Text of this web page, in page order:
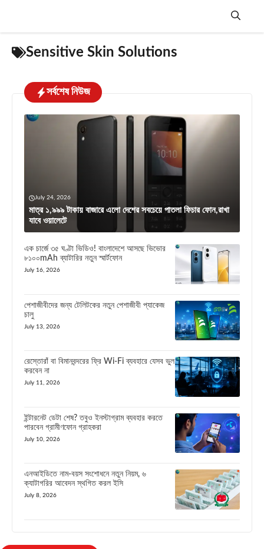
Menu
Sensitive Skin Solutions
সর্বশেষ নিউজ
July 24, 2026
মাত্র ১,৯৯৯ টাকায় বাজারে এলো দেশের সবচেয়ে পাতলা ফিচার ফোন,রাখা
যাবে ওয়ালেটে
এক চার্জে ৩৫ ঘণ্টা ভিডিও! বাংলাদেশে আসছে ভিভোর
৮১০০mAh ব্যাটারির নতুন স্মার্টফোন
July 16, 2026
পেশাজীবীদের জন্য টেলিটকের নতুন পেশাজীবী প্যাকেজ
চালু
July 13, 2026
রেস্তোরাঁ বা বিমানবন্দরের ফ্রি Wi-Fi ব্যবহারে যেসব ভুল
করবেন না
July 11, 2026
ইন্টারনেট ডেটা শেষ? তবুও ইনস্টাগ্রাম ব্যবহার করতে
পারবেন গ্রামীণফোন গ্রাহকরা
July 10, 2026
এনআইডিতে নাম-বয়স সংশোধনে নতুন নিয়ম, ৬
ক্যাটাগরির আবেদন স্থগিত করল ইসি
July 8, 2026